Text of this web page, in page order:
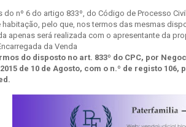
nº 6 do artigo 833º, do Código de Processo
habitação, pelo que, nos termos das mesmas
apenas será realizada com o apresentante da
da Venda
do disposto no art. 833º do CPC, por
de 10 de Agosto, com o n.º de registo